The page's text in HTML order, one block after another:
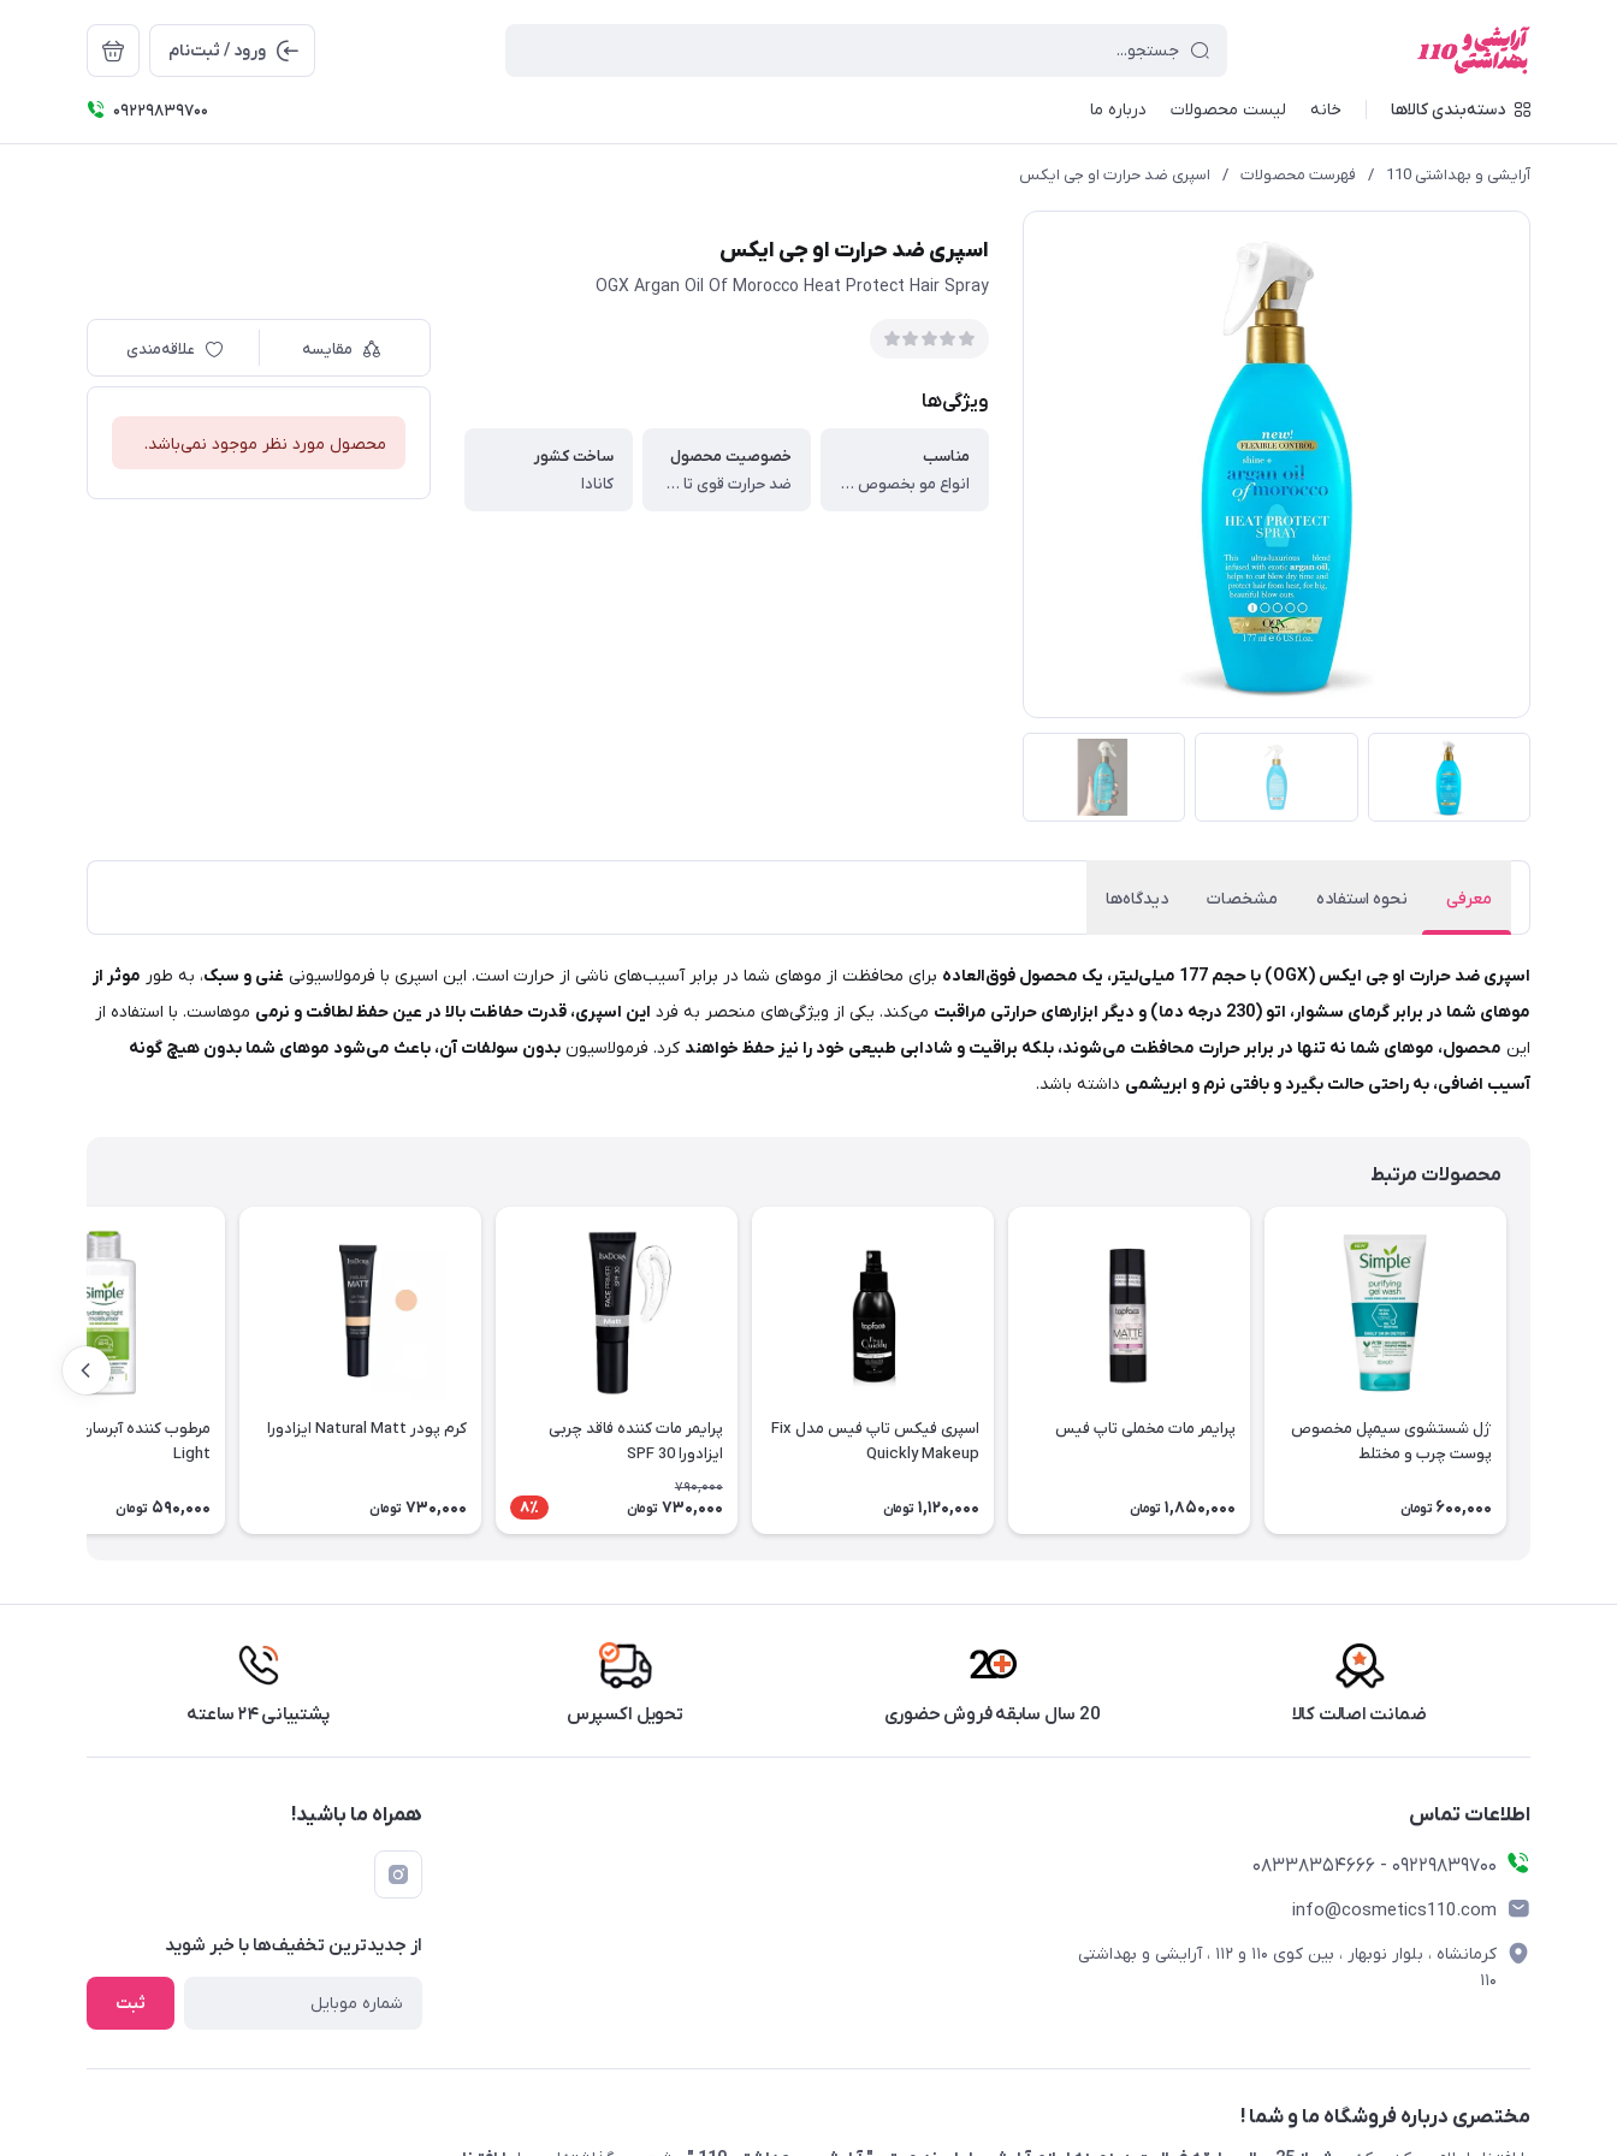
ورود / ثبت‌نام
دسته‌بندی کالاها خانه لیست محصولات درباره ما 09229839700
آرایشی و بهداشتی 110 / فهرست محصولات / اسپری ضد حرارت او جی ایکس
اسپری ضد حرارت او جی ایکس
OGX Argan Oil Of Morocco Heat Protect Hair Spray
ویژگی‌ها
مناسب
انواع مو بخصوص خشک
خصوصیت محصول
ضد حرارت قوی تا 230 درجه و تقویتی
ساخت کشور
کانادا
مقایسه علاقه‌مندی
محصول مورد نظر موجود نمی‌باشد.
معرفی نحوه استفاده مشخصات دیدگاه‌ها
اسپری ضد حرارت او جی ایکس (OGX) با حجم 177 میلی‌لیتر، یک محصول فوق‌العاده برای محافظت از موهای شما در برابر آسیب‌های ناشی از حرارت است. این اسپری با فرمولاسیونی غنی و سبک، به طور موثر از
موهای شما در برابر گرمای سشوار، اتو (230 درجه دما) و دیگر ابزارهای حرارتی مراقبت
می‌کند. یکی از ویژگی‌های منحصر به فرد این اسپری، قدرت حفاظت بالا در عین حفظ لطافت و نرمی موهاست. با استفاده از
این محصول، موهای شما نه تنها در برابر حرارت محافظت می‌شوند، بلکه براقیت و شادابی طبیعی خود را نیز حفظ خواهند کرد. فرمولاسیون بدون سولفات آن، باعث می‌شود موهای شما بدون هیچ گونه
آسیب اضافی، به راحتی حالت بگیرد و بافتی نرم و ابریشمی داشته باشد.
محصولات مرتبط
ژل شستشوی سیمپل مخصوص
پوست چرب و مختلط
600,000 تومان
پرایمر مات مخملی تاپ فیس
1,850,000 تومان
اسپری فیکس تاپ فیس مدل Fix
Quickly Makeup
1,120,000 تومان
پرایمر مات کننده فاقد چربی
ایزادورا SPF 30
790,000
730,000 تومان 8٪
کرم پودر Natural Matt ایزادورا
730,000 تومان
مرطوب کننده آبرسان سیمپل مدل
Light
590,000 تومان
ضمانت اصالت کالا 20 سال سابقه فروش حضوری تحویل اکسپرس پشتیبانی ۲۴ ساعته
اطلاعات تماس
09229839700 - 08338354666
info@cosmetics110.com
کرمانشاه ، بلوار نوبهار ، بین کوی ۱۱۰ و ۱۱۲ ، آرایشی و بهداشتی
۱۱۰
همراه ما باشید!
از جدید‌ترین تخفیف‌ها با‌ خبر شوید
ثبت
مختصری درباره فروشگاه ما و شما !